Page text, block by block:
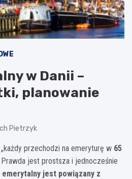
w Danii –
planowanie
Pietrzyk
przechodzi na emeryturę w 65
jest prostsza i jednocześnie
jest powiązany z